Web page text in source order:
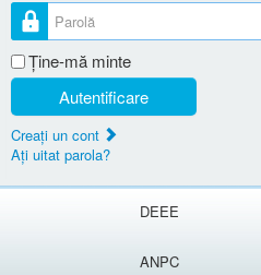
Parolă
Ţine-mă minte
Autentificare
Creaţi un cont
Aţi uitat parola?
DEEE
ANPC